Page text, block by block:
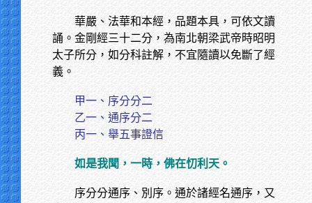
華嚴、法華和本經，品題本具，可依文讀
誦。金剛經三十二分，為南北朝梁武帝時昭明
太子所分，如分科註解，不宜隨讀以免斷了經
義。
甲一、序分分二
乙一、通序分二
丙一、舉五事證信
如是我聞，一時，佛在忉利天。
序分分通序、別序。通於諸經名通序，又